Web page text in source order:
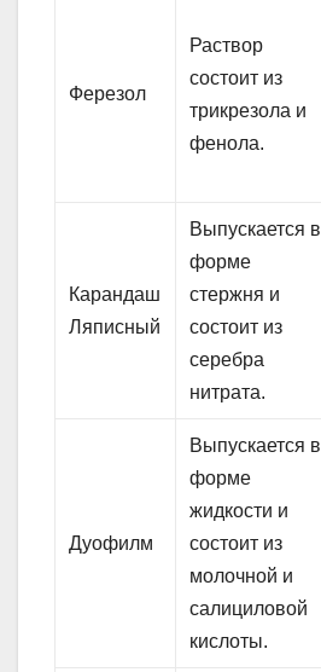
Ферезол
Раствор
состоит из
трикрезола и
фенола.
Карандаш
Ляписный
Выпускается в
форме
стержня и
состоит из
серебра
нитрата.
Дуофилм
Выпускается в
форме
жидкости и
состоит из
молочной и
салициловой
кислоты.